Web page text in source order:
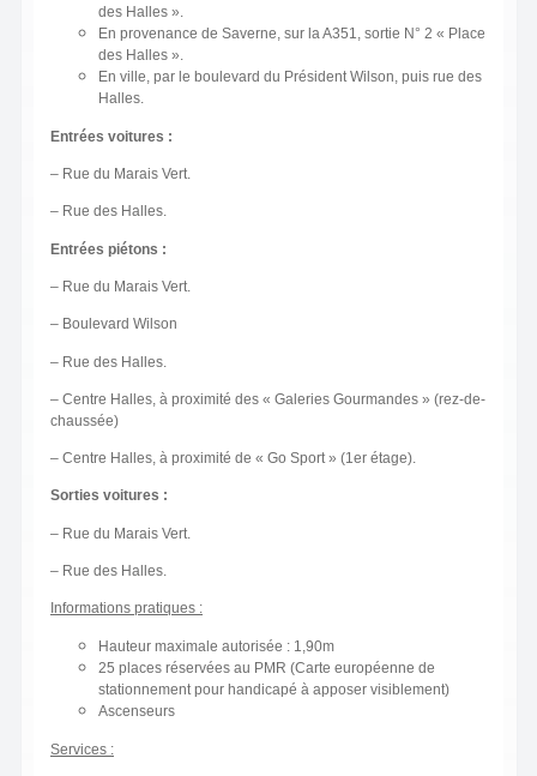
des Halles ».
En provenance de Saverne, sur la A351, sortie N° 2 « Place
des Halles ».
En ville, par le boulevard du Président Wilson, puis rue des
Halles.
Entrées voitures :
– Rue du Marais Vert.
– Rue des Halles.
Entrées piétons :
– Rue du Marais Vert.
– Boulevard Wilson
– Rue des Halles.
– Centre Halles, à proximité des « Galeries Gourmandes » (rez-de-
chaussée)
– Centre Halles, à proximité de « Go Sport » (1er étage).
Sorties voitures :
– Rue du Marais Vert.
– Rue des Halles.
Informations pratiques :
Hauteur maximale autorisée : 1,90m
25 places réservées au PMR (Carte européenne de
stationnement pour handicapé à apposer visiblement)
Ascenseurs
Services :